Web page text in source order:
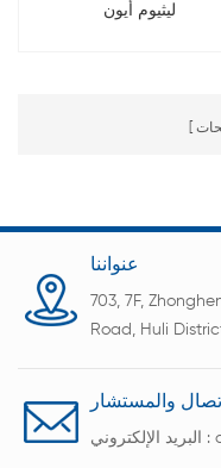
ليثيوم أيون
عنواننا
703, 7F,
Road, Huli
والمستشار
البريد الإلكتروني :